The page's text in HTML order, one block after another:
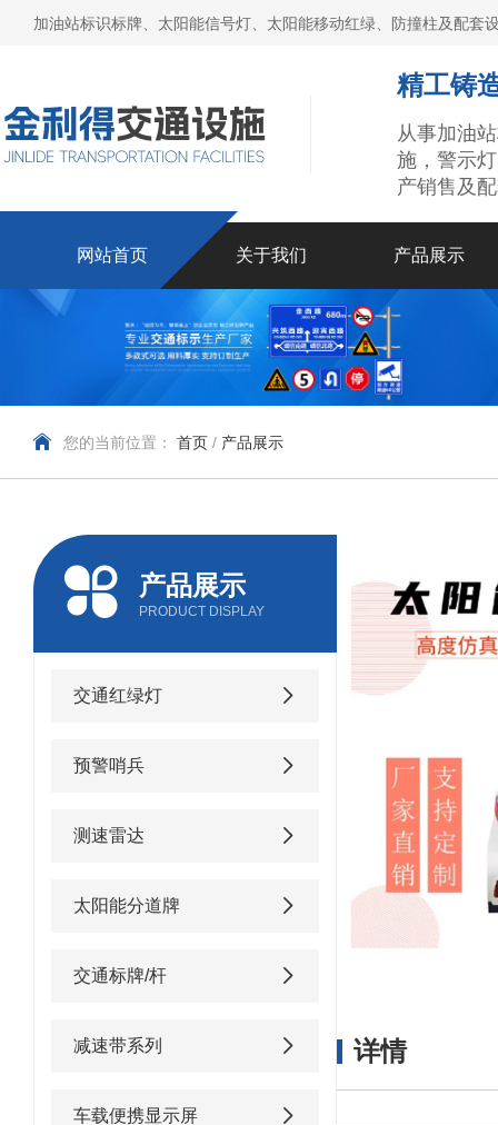
加油站标识标牌、太阳能信号灯、太阳能移动红绿、防撞柱及配
精工铸
从事加油
施，警示
产销售及
网站首页 关于我们 产品展示
您的当前位置： 首页 / 产品展示
产品展示
PRODUCT DISPLAY
交通红绿灯
预警哨兵
测速雷达
太阳能分道牌
交通标牌/杆
减速带系列
车载便携显示屏
详情